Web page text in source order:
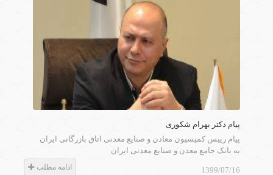
پیام دکتر بهرام شکوری
پیام رییس کمیسیون معادن و صنایع معدنی اتاق بازرگانی ایران
به بانک جامع معدن و صنایع معدنی ایران
1399/07/16 ادامه مطلب